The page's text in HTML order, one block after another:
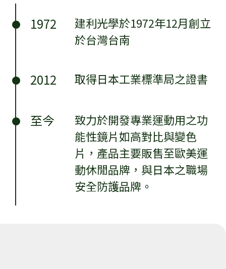
1972
建利光學於1972年12月創立
於台灣台南
2012 取得日本工業標準局之證書
至今
致力於開發專業運動用之功
能性鏡片如高對比與變色
片，產品主要販售至歐美運
動休閒品牌，與日本之職場
安全防護品牌。